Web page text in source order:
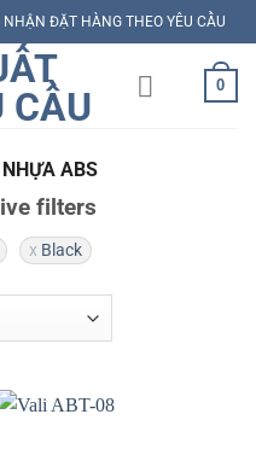
ĐẶT HÀNG THEO YÊU CẦU
0
ABS
filters
Black